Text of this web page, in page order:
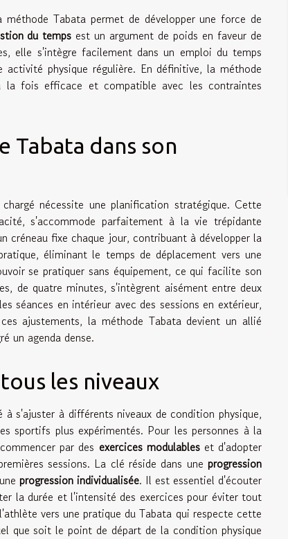
Tabata permet de développer une force de
du temps est un argument de poids en faveur de
elle s'intègre facilement dans un emploi du temps
physique régulière. En définitive, la méthode
la fois efficace et compatible avec les contraintes
Tabata dans son
nécessite une planification stratégique. Cette
s'accommode parfaitement à la vie trépidante
créneau fixe chaque jour, contribuant à développer la
éliminant le temps de déplacement vers une
se pratiquer sans équipement, ce qui facilite son
de quatre minutes, s'intègrent aisément entre deux
séances en intérieur avec des sessions en extérieur,
ajustements, la méthode Tabata devient un allié
un agenda dense.
les niveaux
s'ajuster à différents niveaux de condition physique,
sportifs plus expérimentés. Pour les personnes à la
par des exercices modulableset d'adopter
sessions. La clé réside dans uneprogression
progression individualisée. Il est essentiel d'écouter
la durée et l'intensité des exercices pour éviter tout
vers une pratique du Tabata qui respecte cette
que soit le point de départ de la condition physique